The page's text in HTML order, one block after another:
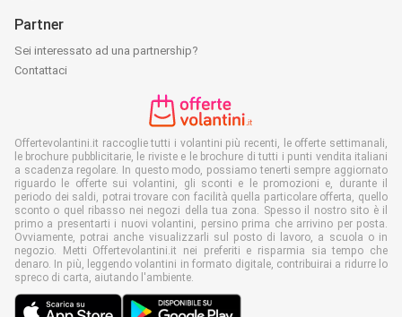
Partner
Sei interessato ad una partnership?
Contattaci
Offertevolantini.it raccoglie tutti i volantini più recenti, le offerte settimanali,
le brochure pubblicitarie, le riviste e le brochure di tutti i punti vendita italiani
a scadenza regolare. In questo modo, possiamo tenerti sempre aggiornato
riguardo le offerte sui volantini, gli sconti e le promozioni e, durante il
periodo dei saldi, potrai trovare con facilità quella particolare offerta, quello
sconto o quel ribasso nei negozi della tua zona. Spesso il nostro sito è il
primo a presentarti i nuovi volantini, persino prima che arrivino per posta.
Ovviamente, potrai anche visualizzarli sul posto di lavoro, a scuola o in
negozio. Metti Offertevolantini.it nei preferiti e risparmia sia tempo che
denaro. In più, leggendo volantini in formato digitale, contribuirai a ridurre lo
spreco di carta, aiutando l'ambiente.